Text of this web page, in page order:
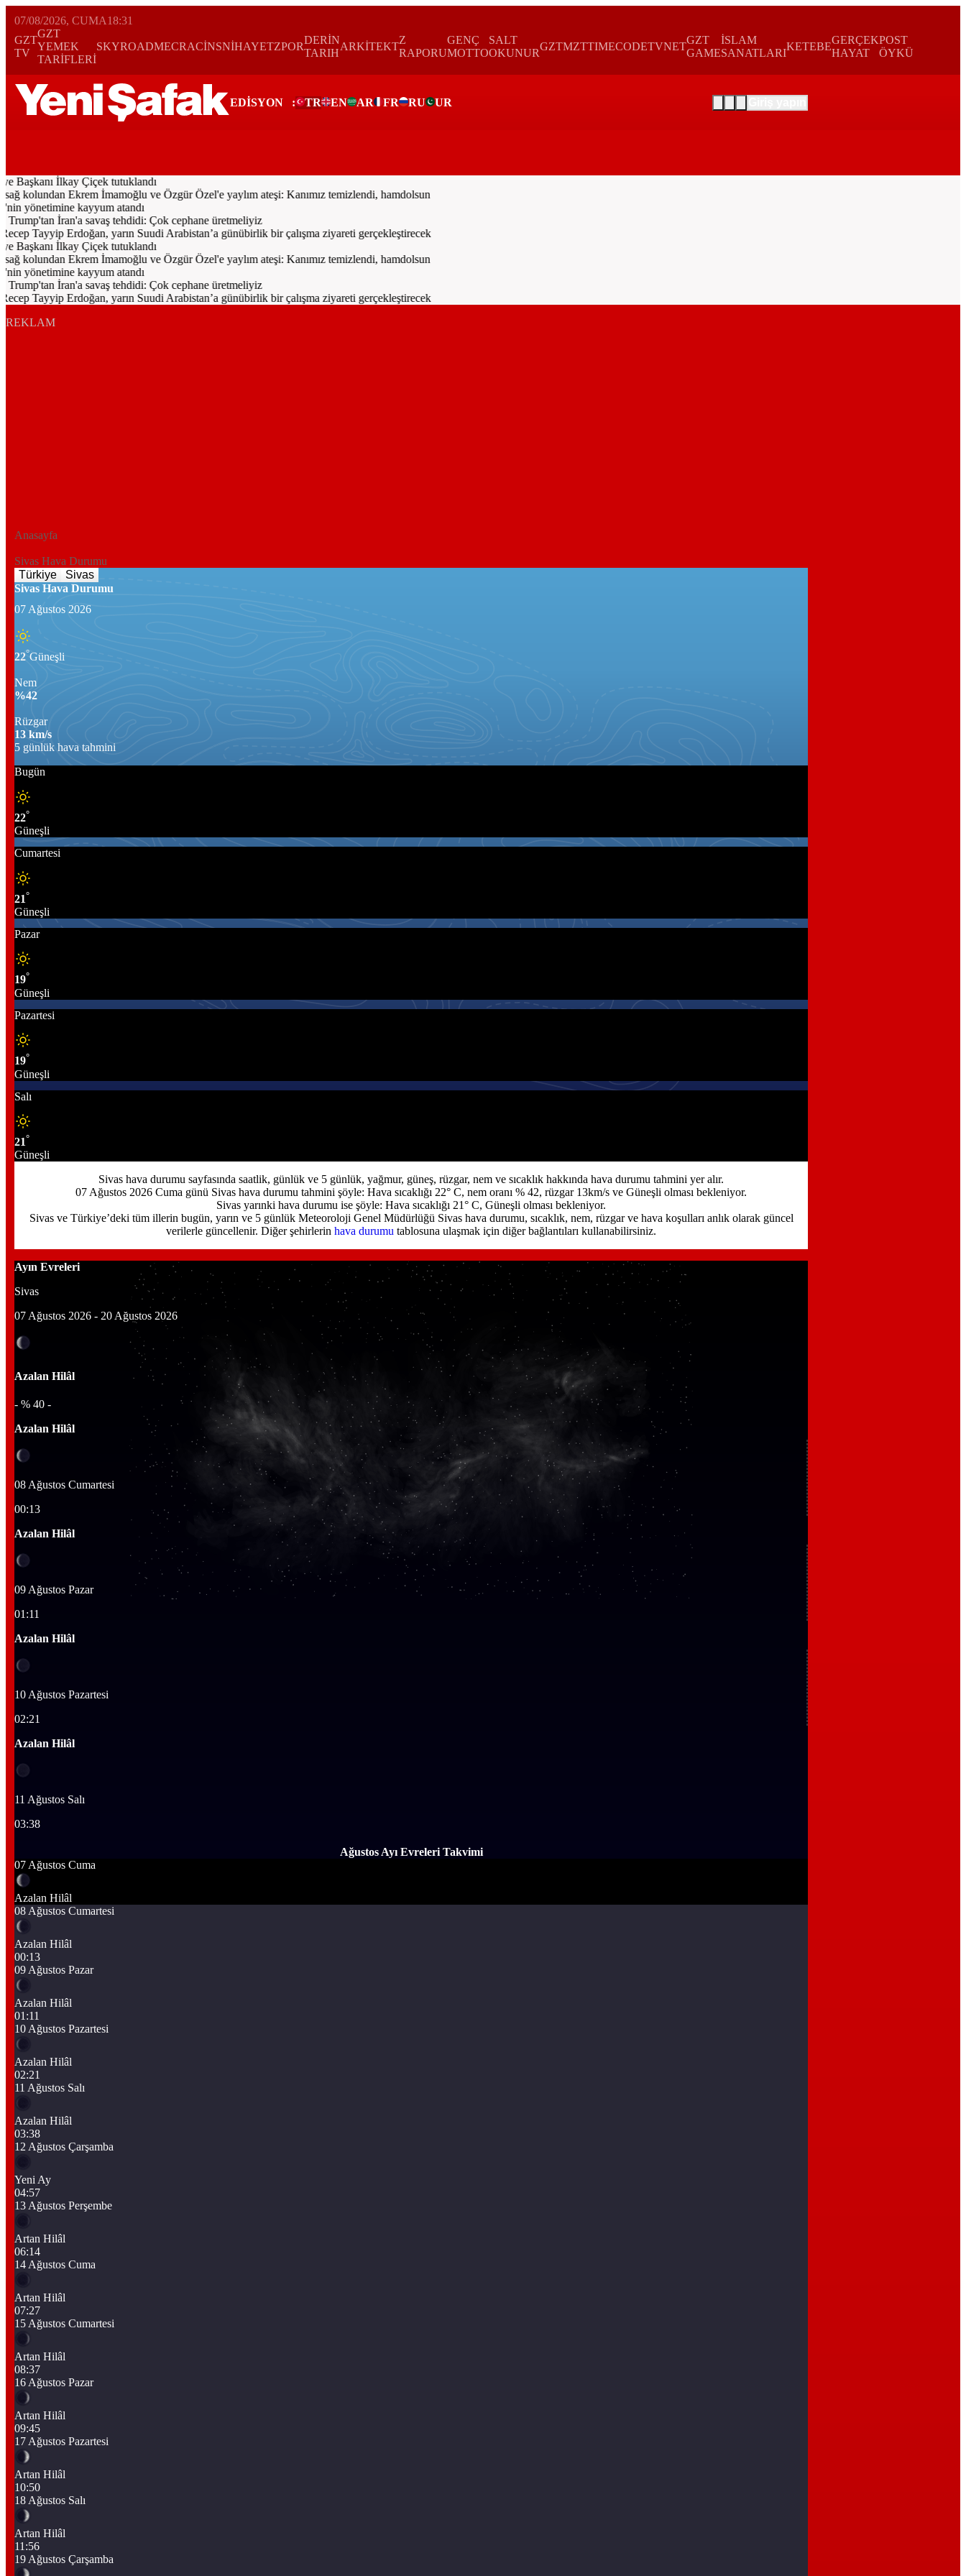
07/08/2026, CUMA18:31
GZT
TV
GZT
YEMEK
TARİFLERİ
SKYROADMECRACİNSNİHAYETZPOR
DERİN
TARIH
ARKİTEKT
Z
RAPORU
GENÇ
MOTTO
SALT
OKUNUR
GZTMZTTIMECODETVNET
GZT
GAME
İSLAM
SANATLARI
KETEBE
GERÇEK
HAYAT
POST
ÖYKÜ
EDİSYON : TR EN AR FR RU UR
İlkay Çiçek tutuklandı
kolundan Ekrem İmamoğlu ve Özgür Özel'e yaylım ateşi: Kanımız temizlendi, hamdolsun
yönetimine kayyum atandı
İran'a savaş tehdidi: Çok cephane üretmeliyiz
Tayyip Erdoğan, yarın Suudi Arabistan’a günübirlik bir çalışma ziyareti gerçekleştirecek
İlkay Çiçek tutuklandı
kolundan Ekrem İmamoğlu ve Özgür Özel'e yaylım ateşi: Kanımız temizlendi, hamdolsun
yönetimine kayyum atandı
İran'a savaş tehdidi: Çok cephane üretmeliyiz
Tayyip Erdoğan, yarın Suudi Arabistan’a günübirlik bir çalışma ziyareti gerçekleştirecek
REKLAM
Anasayfa
Sivas Hava Durumu
Türkiye
Sivas
Sivas Hava Durumu
07 Ağustos 2026
22°Güneşli
Nem
%42
Rüzgar
13 km/s
5 günlük hava tahmini
Bugün
22°
Güneşli
Cumartesi
21°
Güneşli
Pazar
19°
Güneşli
Pazartesi
19°
Güneşli
Salı
21°
Güneşli
Sivas hava durumu sayfasında saatlik, günlük ve 5 günlük, yağmur, güneş, rüzgar, nem ve sıcaklık hakkında hava durumu tahmini yer alır.
07 Ağustos 2026 Cuma günü Sivas hava durumu tahmini şöyle: Hava sıcaklığı 22° C, nem oranı % 42, rüzgar 13km/s ve Güneşli olması bekleniyor.
Sivas yarınki hava durumu ise şöyle: Hava sıcaklığı 21° C, Güneşli olması bekleniyor.
Sivas ve Türkiye’deki tüm illerin bugün, yarın ve 5 günlük Meteoroloji Genel Müdürlüğü Sivas hava durumu, sıcaklık, nem, rüzgar ve hava koşulları anlık olarak güncel
verilerle güncellenir. Diğer şehirlerin hava durumu tablosuna ulaşmak için diğer bağlantıları kullanabilirsiniz.
Ayın Evreleri
Sivas
07 Ağustos 2026 - 20 Ağustos 2026
Azalan Hilâl
- % 40 -
Azalan Hilâl
08 Ağustos Cumartesi
00:13
Azalan Hilâl
09 Ağustos Pazar
01:11
Azalan Hilâl
10 Ağustos Pazartesi
02:21
Azalan Hilâl
11 Ağustos Salı
03:38
Ağustos Ayı Evreleri Takvimi
07 Ağustos Cuma
Azalan Hilâl
08 Ağustos Cumartesi
Azalan Hilâl
00:13
09 Ağustos Pazar
Azalan Hilâl
01:11
10 Ağustos Pazartesi
Azalan Hilâl
02:21
11 Ağustos Salı
Azalan Hilâl
03:38
12 Ağustos Çarşamba
Yeni Ay
04:57
13 Ağustos Perşembe
Artan Hilâl
06:14
14 Ağustos Cuma
Artan Hilâl
07:27
15 Ağustos Cumartesi
Artan Hilâl
08:37
16 Ağustos Pazar
Artan Hilâl
09:45
17 Ağustos Pazartesi
Artan Hilâl
10:50
18 Ağustos Salı
Artan Hilâl
11:56
19 Ağustos Çarşamba